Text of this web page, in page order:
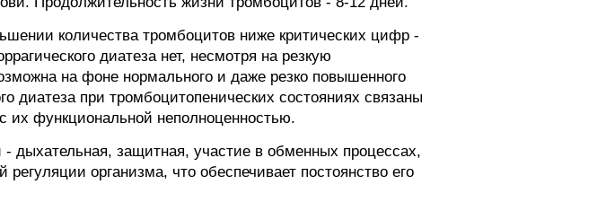
количества тромбоцитов ниже критических цифр -
диатеза нет, несмотря на резкую
на фоне нормального и даже резко повышенного
диатеза при тромбоцитопенических состояниях связаны
их функциональной неполноценностью.
дыхательная, защитная, участие в обменных процессах,
организма, что обеспечивает постоянство его